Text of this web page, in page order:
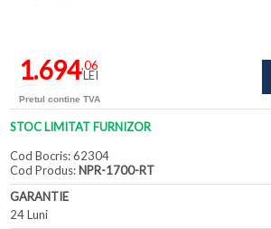
1.694,06
LEI
Pretul contine TVA
STOC LIMITAT FURNIZOR
Cod Bocris: 62304
Cod Produs: NPR-1700-RT
GARANTIE
24 Luni